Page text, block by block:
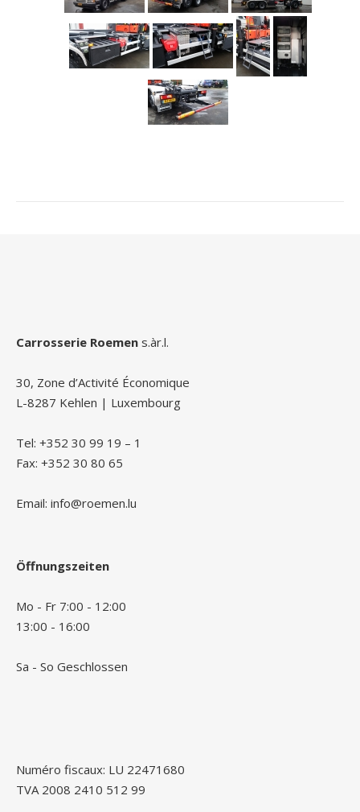
Carrosserie Roemen s.àr.l.
30, Zone d’Activité Économique
L-8287 Kehlen | Luxembourg
Tel: +352 30 99 19 – 1
Fax: +352 30 80 65
Email: info@roemen.lu
Öffnungszeiten
Mo - Fr 7:00 - 12:00
13:00 - 16:00
Sa - So Geschlossen
Numéro fiscaux: LU 22471680
TVA 2008 2410 512 99